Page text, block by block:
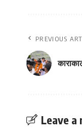
PREVIOUS
Leave a